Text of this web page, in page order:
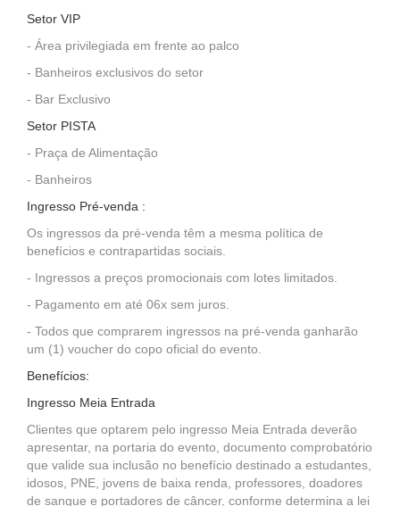
Setor VIP
- Área privilegiada em frente ao palco
- Banheiros exclusivos do setor
- Bar Exclusivo
Setor PISTA
- Praça de Alimentação
- Banheiros
Ingresso Pré-venda :
Os ingressos da pré-venda têm a mesma política de
benefícios e contrapartidas sociais.
- Ingressos a preços promocionais com lotes limitados.
- Pagamento em até 06x sem juros.
- Todos que comprarem ingressos na pré-venda ganharão
um (1) voucher do copo oficial do evento.
Benefícios:
Ingresso Meia Entrada
Clientes que optarem pelo ingresso Meia Entrada deverão
apresentar, na portaria do evento, documento comprobatório
que valide sua inclusão no benefício destinado a estudantes,
idosos, PNE, jovens de baixa renda, professores, doadores
de sangue e portadores de câncer, conforme determina a lei